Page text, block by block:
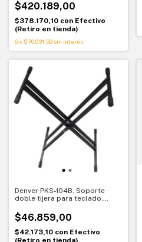
$420.189,00
$378.170,10 con Efectivo
(Retiro en tienda)
6x $70.031,50 sin interés
Denver PKS-104B. Soporte
doble tijera para teclado.
estable
$46.859,00
$42.173,10 con Efectivo
(Retiro en tienda)